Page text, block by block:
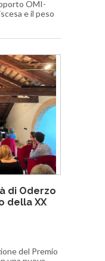
OMI-
e il peso
di Oderzo
della XX
del Premio